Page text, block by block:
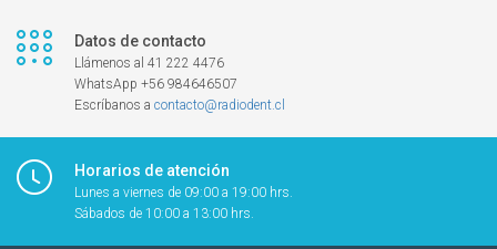
Datos de contacto
Llámenos al 41 222 4476
WhatsApp +56 984646507
Escríbanos a contacto@radiodent.cl
Horarios de atención
Lunes a viernes de 09:00 a 19:00 hrs.
Sábados de 10:00 a 13:00 hrs.